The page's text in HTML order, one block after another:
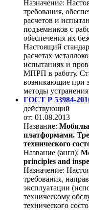
Назначение:
требования,
расчетов и
подъемников с
обеспечения их
Настоящий
расчетах
испытаниях и
МПРП в работу.
возникающие при
методы
ГОСТ Р 53984-
действующий
от: 01.08.2013
Название:
платформами.
технического
Название (англ):
principles and
Назначение:
требования,
эксплуатации
техническому
технического